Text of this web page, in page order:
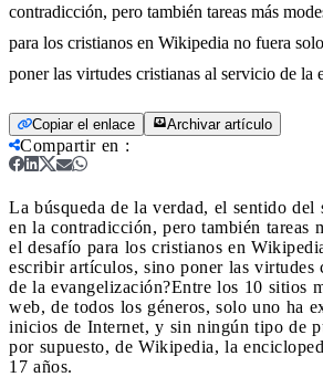
contradicción, pero también tareas más
para los cristianos en Wikipedia no fuera
poner las virtudes cristianas al servicio de la
Copiar el enlace Archivar artículo
Compartir en :
La búsqueda de la verdad, el sentido
en la contradicción, pero también tareas
el desafío para los cristianos en
escribir artículos, sino poner las virtudes
de la evangelización?Entre los 10 sitios
web, de todos los géneros, solo uno ha
inicios de Internet, y sin ningún tipo de
por supuesto, de Wikipedia, la
17 años.